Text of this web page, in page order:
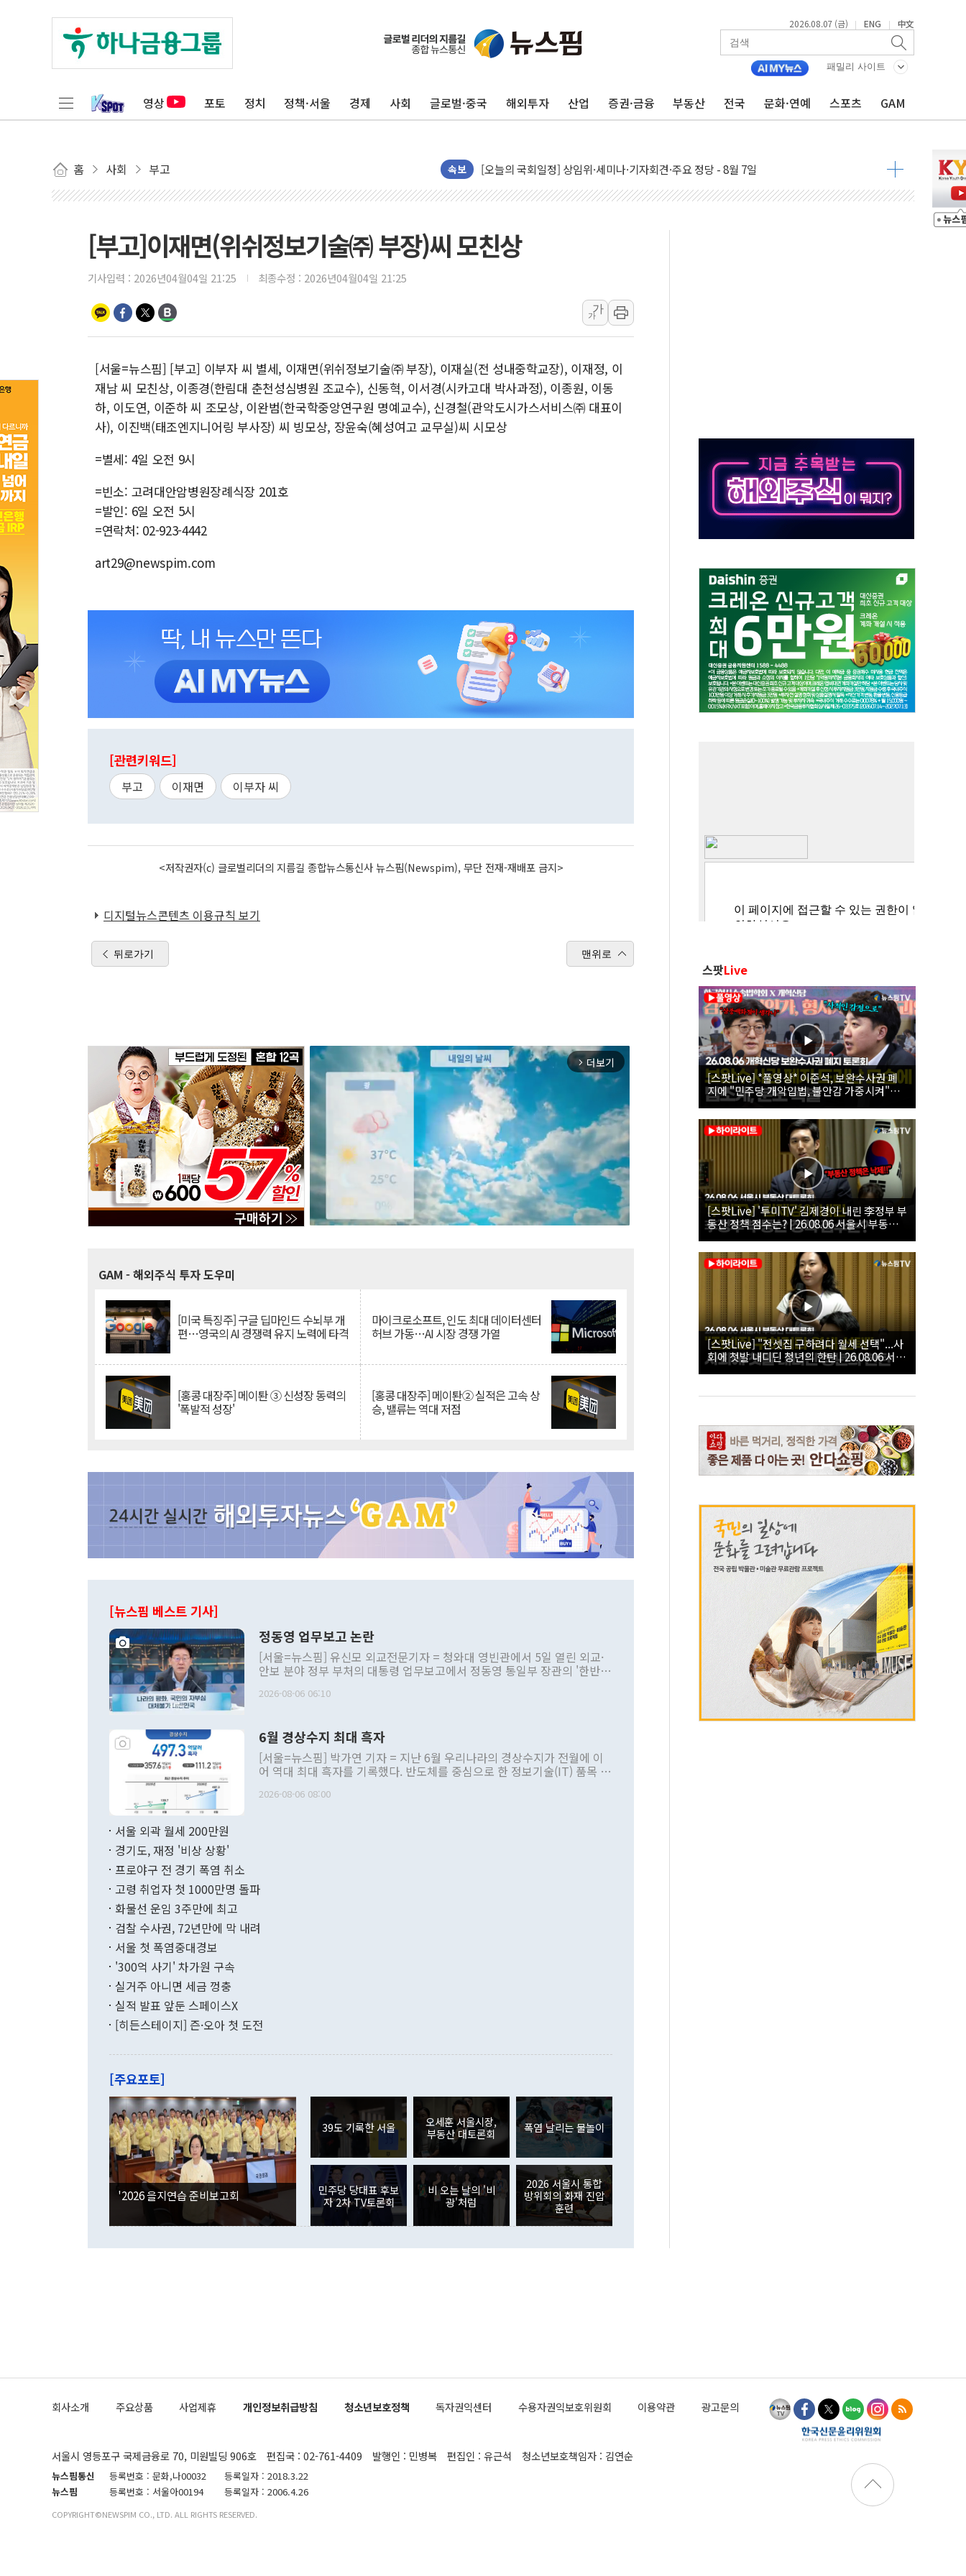
2026.08.07 (금) | ENG | 中文
패밀리 사이트
영상 포토 정치 정책·서울 경제 사회 글로벌·중국 해외투자 산업 증권·금융 부동산 전국 문화·연예 스포츠 GAM
홈 사회 부고 속보
뉴욕증시, 유가·금리 부담에 하락…다우 5거래일 랠리 '마침표'
[오늘의 국회일정] 상임위·세미나·기자회견·주요 정당 - 8월 7일
[민주 당권주자 일정] 송영길·정청래·김민석 후보 - 8월 7일
[오늘의 정치일정] 8월 7일(금)
이란, 美·이스라엘 선박 호르무즈 통항 제한 추진…美 "통행 막을 권한 없어"
리투아니아 국방 "러, 우크라 드론으로 나토 회원국 공격 검토… 거짓 깃발 작전"
구광모, 내주 실리콘밸리서 젠슨 황 재회…로봇·AI 데이터센터·모빌리티 구체화
뉴욕증시 개장 전 특징주...모더나·아이온큐·도어대시↑ VS 샌디스크·피그마·앱러빈↓
김정관 장관 "영업이익 N% 성과급 반대…상법·자본시장법 개정 논의"
뉴욕증시 프리뷰, 미 주가선물 AI주 차익실현 속 혼조세...웨스턴디지털·샌디스크↓
청와대, 북한 단거리 탄도미사일 발사에 긴급 안보 점검회의
금값 7주 만에 최고…美 고용 둔화·호르무즈 재개방 기대에 강세
[인도증시] 중동 긴장 완화에 실적 호조까지, 상승...호실적 보고 기업 상승세 뚜렷
러, 1인칭시점 드론으로 우크라 민간인 '사파리' 공격… 시민들 공포감 극대화 전략
[베트남 증시] 지수 하락 속 'DGC' 임시 주총 기대감에 홀로 상한가…마진 잔액은 사상 최고
'월가의 황제' 다이먼 "금융시장 레버리지 위험수위…숨은 차입이 더 큰 변수"
양주 섬유염색공장서 화재 1명 중상…대응 1단계 진압 중
[부고]이재면(위쉬정보기술㈜ 부장)씨 모친상
기사입력 : 2026년04월04일 21:25 최종수정 : 2026년04월04일 21:25
가
가
[서울=뉴스핌] [부고] 이부자 씨 별세, 이재면(위쉬정보기술㈜ 부장), 이재실(전 성내중학교장), 이재정, 이
재남 씨 모친상, 이종경(한림대 춘천성심병원 조교수), 신동혁, 이서경(시카고대 박사과정), 이종원, 이동
하, 이도연, 이준하 씨 조모상, 이완범(한국학중앙연구원 명예교수), 신경철(관악도시가스서비스㈜ 대표이
사), 이진백(태조엔지니어링 부사장) 씨 빙모상, 장윤숙(혜성여고 교무실)씨 시모상
=별세: 4일 오전 9시
=빈소: 고려대안암병원장례식장 201호
=발인: 6일 오전 5시
=연락처: 02-923-4442
art29@newspim.com
[관련키워드]
부고 이재면 이부자 씨
<저작권자(c) 글로벌리더의 지름길 종합뉴스통신사 뉴스핌(Newspim), 무단 전재-재배포 금지>
디지털뉴스콘텐츠 이용규칙 보기
뒤로가기 맨위로
arrow_forward_ios 더보기
GAM - 해외주식 투자 도우미
[미국 특징주] 구글 딥마인드 수뇌부 개
편…영국의 AI 경쟁력 유지 노력에 타격
마이크로소프트, 인도 최대 데이터센터
허브 가동…AI 시장 경쟁 가열
[홍콩 대장주] 메이퇀 ③ 신성장 동력의
'폭발적 성장'
[홍콩 대장주] 메이퇀② 실적은 고속 상
승, 밸류는 역대 저점
[뉴스핌 베스트 기사]
정동영 업무보고 논란
[서울=뉴스핌] 유신모 외교전문기자 = 청와대 영빈관에서 5일 열린 외교·
안보 분야 정부 부처의 대통령 업무보고에서 정동영 통일부 장관의 '한반도
발언 중에는 정부 내 조율을 거치지 않은 사안을 정책으로 추진하겠다고 공
주의적 희망에 근거한 비현실적 구상'이라는 비판을 내놨다. 그동안 정 장
관의 대북 정책 관련 발언이 물의를 빚은 적은 여러 번 있지만 대통령과 유
관 부처 장관이 공개적으로 부정적 입장을 표명한 것은 이례적이다. 정 장
관의 무리한 대북 접근법과 월권을 제어해야 한다는 목소리도 높아지고 있
다. [정동영 통일부 장관이 지난달 23일 오후 서울 종로구 정부서울청사에
무너졌다고도 했다. 또 "현 시점에서 흘러간 선(先)비핵화만 되뇌는 것은
함께 4자 대화의 동력을 확보하기 위해 최선을 다할 것"이라고 말했다. 하
"우리의 선의대로 하는 게 과연 한반도의 평화와 안정에 플러스냐, 결론적
관은 업무보고 사후 브리핑에서 정 장관이 언급한 '4자 회담'에 대해 "이상
이 9월 러시아 블라디보스토크에서 열리는 '동방경제포럼(EEF)'을 언급하
며 "정부 차원에서 (참석을) 검토하고 있다"고 발언한 데 대해서도 조 장관
은 "그것은 외교부의 몫"이라며 "아직 거기까지 진도가 나가지 않았다"고
잘랐다. 정 장관이 이날 소개한 대북 구상과 설명은 정부 내 조율을 거치지
않았다는 점에서 문제가 있다. 특히 주적 표현 대체와 국호 사용, 9·19 군
사합의 복원, 4자회담 추진 등은 통일부 장관이 결정할 사안이 아니어서 월
권이라는 지적이 나오고 있다. 이 대통령은 정 장관의 업무보고를 듣고 난
뒤 "여기 업무보고에 발표했다고 승인난 건 아니다"라고 재차 확인했다. 정
부의 한 소식통은 "정 장관의 발언 내용은 대부분 국가안전보장회의(NSC)
를 거쳐 결정된 사안이 아닌 정 장관의 개인적 생각에 가깝다"며 "안보 관
련 부처 장관이 정부의 공식 정책이 아닌 사안을 추진하겠다고 업무보고를
하고 대통령의 면전에서 '국군통수권자가 나서야 한다'고 주장한 것은 심각
이나 미국은 북한에 선비핵화를 공식적으로 요구한 적이 없기 때문이다. 지
공하는 방식으로 이뤄졌다. 1994년 북·미 제네바 기본합의는 핵시설 동결
협상에 관여했던 한 전직 관료는 "모든 북핵 협상은 북한의 비핵화 조치와
한·미가 제공하는 상응조치를 어떻게 정교하게 배열하느냐가 관건이었
다"면서 "정 장관의 발언은 지금까지 한·미가 북한에 먼저 핵을 포기해야
대화할 수 있다는 정책을 고수해 현 상황에 이르게 됐다는 잘못된 인식에서
2026-08-06 06:10
6월 경상수지 최대 흑자
[서울=뉴스핌] 박가연 기자 = 지난 6월 우리나라의 경상수지가 전월에 이
어 역대 최대 흑자를 기록했다. 반도체를 중심으로 한 정보기술(IT) 품목 수
료=한국은행] 한국은행이 6일 발표한 '2026년 6월 국제수지(잠정)'에 따르
며 월간 기준 처음으로 1000억달러를 넘어섰다. 상품수입은 644억8000만
196.9% 급증했고 컴퓨터·주변기기(SSD)는 282.7% 증가했다. IT 품목
수출은 160.4% 늘었으며 비IT 품목도 ▲석유제품(47.5%) ▲화공품
기록했지만 지식재산권사용료수지는 전월 흑자에서 4억4000만달러 적자
로 전환됐다. 본원소득수지는 배당소득을 중심으로 32억7000만달러 흑자
는 배당수입이 늘어난 데다 전월 분기배당에 따른 기저효과로 배당지급이
였던 올해 3월(369억9000만달러)을 넘어선 것이다. 직접투자에서는 내국
인의 해외투자가 80억1000만달러, 외국인의 국내투자가 46억3000만달러
각각 증가했다. 증권투자에서는 외국인의 국내 주식 매도세가 이어졌다. 외
국인의 국내 주식 투자는 차익실현 매도 등의 영향으로 316억1000만달러
감소하며 전월(-310억5000만달러)에 이어 역대 최대 순매도 기록을 다시
경신했다. 외국인의 국내 채권투자는 세계국채지수(WGBI) 자금 유입에도
분기 말 만기도래 영향으로 증가 폭이 줄어든 52억9000만달러를 기록했
다. 내국인의 해외 증권투자는 주식을 중심으로 35억6000만달러 증가했
다. eoyn2@newspim.com
2026-08-06 08:00
서울 외곽 월세 200만원
경기도, 재정 '비상 상황'
프로야구 전 경기 폭염 취소
고령 취업자 첫 1000만명 돌파
화물선 운임 3주만에 최고
검찰 수사권, 72년만에 막 내려
서울 첫 폭염중대경보
'300억 사기' 차가원 구속
실거주 아니면 세금 껑충
실적 발표 앞둔 스페이스X
[히든스테이지] 즌·오아 첫 도전
[주요포토]
'2026 을지연습 준비보고회
39도 기록한 서울
오세훈 서울시장,
부동산 대토론회
폭염 날리는 물놀이
민주당 당대표 후보
자 2차 TV토론회
비 오는 날의 '비
광'처럼
2026 서울시 통합
방위회의 화재 진압
훈련
스팟Live
[스팟Live] *풀영상* 이준석, 보완수사권 폐
지에 "민주당 개악입법, 불안감 가중시켜"｜
26.08.06 개혁신당 보완수사권 폐지 토론회
[스팟Live] '투미TV' 김제경이 내린 李정부 부
동산 정책 점수는? | 26.08.06 서울시 부동산
대토론회
[스팟Live] "전셋집 구하려다 월세 선택"...사
회에 첫발 내디딘 청년의 한탄 | 26.08.06 서울
시 부동산 대토론회
회사소개 주요상품 사업제휴 개인정보취급방침 청소년보호정책 독자권익센터 수용자권익보호위원회 이용약관 광고문의
서울시 영등포구 국제금융로 70, 미원빌딩 906호 편집국 : 02-761-4409 발행인 : 민병복 편집인 : 유근석 청소년보호책임자 : 김연순
뉴스핌통신 등록번호 : 문화,나00032
등록일자 : 2018.3.22
뉴스핌
등록번호 : 서울아00194 등록일자 : 2006.4.26
COPYRIGHT©NEWSPIM CO., LTD. ALL RIGHTS RESERVED.